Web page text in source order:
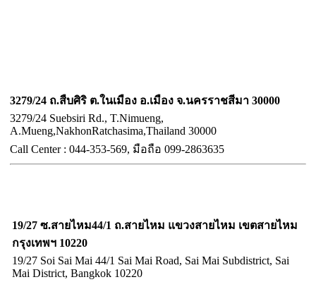
3279/24 ถ.สืบศิริ ต.ในเมือง อ.เมือง จ.นครราชสีมา 30000
3279/24 Suebsiri Rd., T.Nimueng,
A.Mueng,NakhonRatchasima,Thailand 30000
Call Center : 044-353-569, มือถือ 099-2863635
19/27 ซ.สายไหม44/1 ถ.สายไหม แขวงสายไหม เขตสายไหม
กรุงเทพฯ 10220
19/27 Soi Sai Mai 44/1 Sai Mai Road, Sai Mai Subdistrict, Sai
Mai District, Bangkok 10220